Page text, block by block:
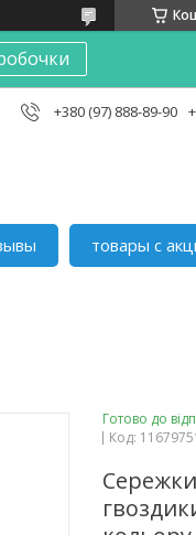
+380 (97) 888-89-90
товары с
Готово до
Код: